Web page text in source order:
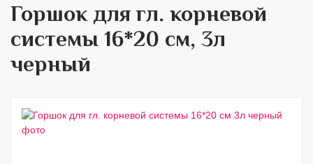
Горшок для гл. корневой
системы 16*20 см, 3л
черный